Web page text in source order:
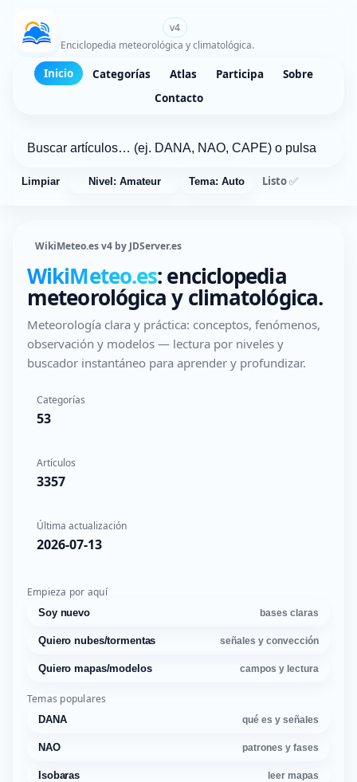
v4
Enciclopedia meteorológica y climatológica.
Inicio Categorías Atlas Participa
Sobre
Contacto
Limpiar Nivel: Amateur Tema: Auto Listo ✅
WikiMeteo.es v4 by JDServer.es
WikiMeteo.es: enciclopedia
meteorológica y climatológica.
Meteorología clara y práctica: conceptos, fenómenos,
observación y modelos — lectura por niveles y
buscador instantáneo para aprender y profundizar.
Categorías
53
Artículos
3357
Última actualización
2026-07-13
Empieza por aquí
Soy nuevo bases claras
Quiero nubes/tormentas señales y convección
Quiero mapas/modelos campos y lectura
Temas populares
DANA qué es y señales
NAO patrones y fases
Isobaras leer mapas